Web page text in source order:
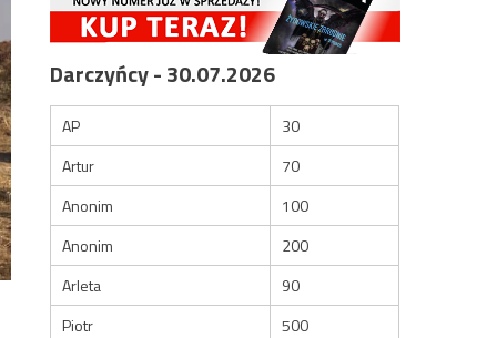
Darczyńcy - 30.07.2026
AP
30
Artur
70
Anonim
100
Anonim
200
Arleta
90
Piotr
500